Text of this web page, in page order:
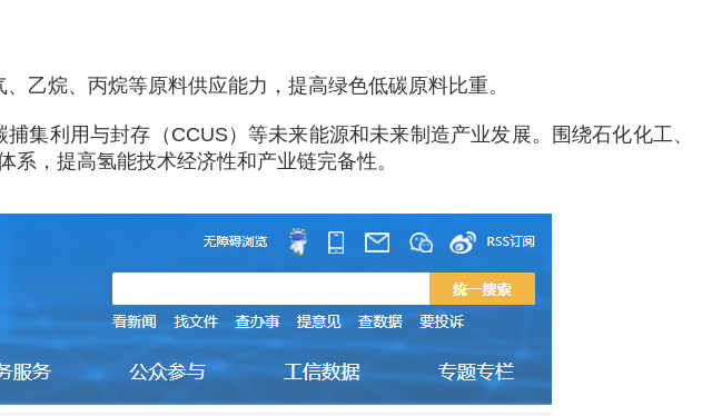
乙烷、丙烷等原料供应能力，提高绿色低碳原料比重。
集利用与封存（CCUS）等未来能源和未来制造产业发展。围绕石化化工、
，提高氢能技术经济性和产业链完备性。